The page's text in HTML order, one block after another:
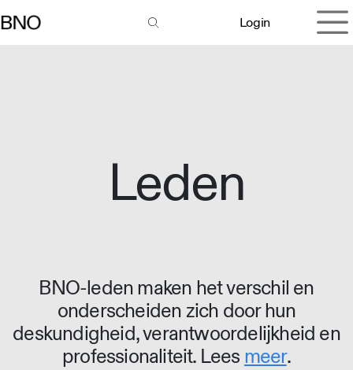
Login
Leden
BNO-leden maken het verschil en
onderscheiden zich door hun
deskundigheid, verantwoordelijkheid en
professionaliteit. Lees meer.